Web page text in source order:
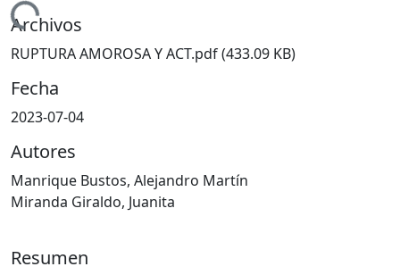
Archivos
RUPTURA AMOROSA Y ACT.pdf(433.09 KB)
Fecha
2023-07-04
Autores
Manrique Bustos, Alejandro Martín
Miranda Giraldo, Juanita
Resumen